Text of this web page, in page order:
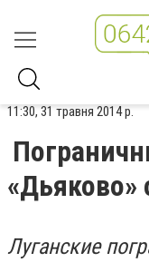
11:30, 31 травня 2014 р.
«Дьяково»
Луганские